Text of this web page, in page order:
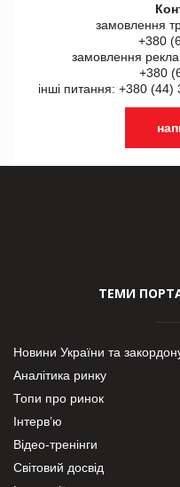
замовлення
+380
замовлення
+380
інші питання: +380
ТЕМИ
Новини України та
Аналітика ринку
Топи про ринок
Інтерв’ю
Відео-тренінги
Світовий досвід